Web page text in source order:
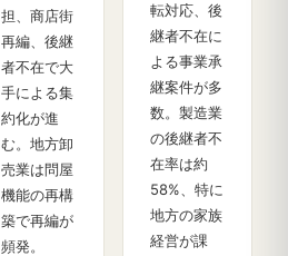
担、商店街
再編、後継
者不在で大
手による集
約化が進
む。地方卸
売業は問屋
機能の再構
築で再編が
頻発。
転対応、後
継者不在に
よる事業承
継案件が多
数。製造業
の後継者不
在率は約
58%、特に
地方の家族
経営が課